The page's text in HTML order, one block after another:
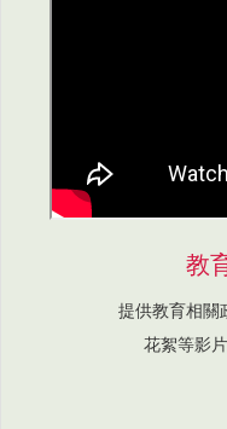
教
提供教育相關
花絮等影